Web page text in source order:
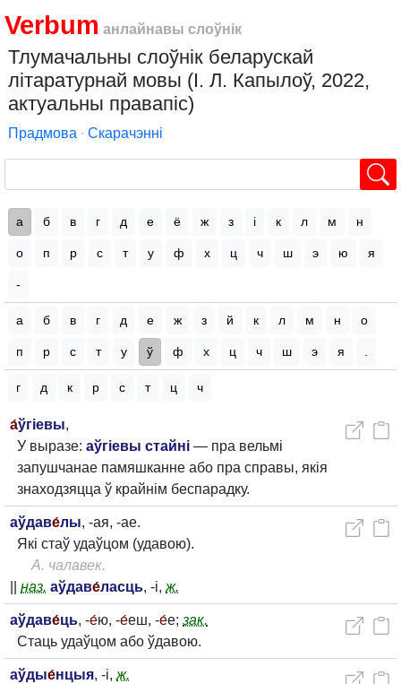
Verbum анлайнавы слоўнік
Тлумачальны слоўнік беларускай
літаратурнай мовы (І. Л. Капылоў, 2022,
актуальны правапіс)
Прадмова ∙ Скарачэнні
а б в г д е ё ж з і к л м н
о п р с т у ф х ц ч ш э ю я
-
а б в г д е ж з й к л м н о
п р с т у ў ф х ц ч ш э я
г д к р с т ц ч
а́ўгіевы,
У выразе: аўгіевы стайні — пра вельмі
запушчанае памяшканне або пра справы, якія
знаходзяцца ў крайнім беспарадку.
аўдаве́лы, -ая, -ае.
Які стаў удаўцом (удавою).
А. чалавек.
наз. аўдаве́ласць, -і, ж.
аўдаве́ць, -е́ю, -е́еш, -е́е; зак.
Стаць удаўцом або ўдавою.
аўдые́нцыя, -і, ж.